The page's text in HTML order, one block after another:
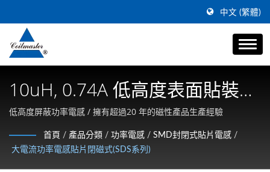
中文 (繁體)
10uH, 0.74A 低高度表面貼裝磁
性屏蔽功率電感器
低高度屏蔽功率電感 / 擁有超過20 年的磁性產品生產經驗
首頁 / 產品分類 / 功率電感 / SMD封閉式貼片電感 /
大電流功率電感貼片閉磁式(SDS系列)